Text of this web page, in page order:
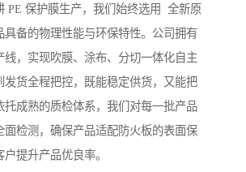
PE 保护膜生产，我们始终选用 全新原
具备的物理性能与环保特性。公司拥有
线，实现吹膜、涂布、分切一体化自主
发货全程把控，既能稳定供货，又能把
托成熟的质检体系，我们对每一批产品
面检测，确保产品适配防火板的表面保
提升产品优良率。